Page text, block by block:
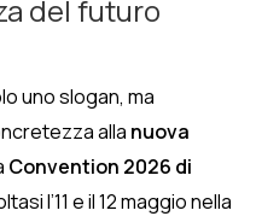
del futuro
uno slogan, ma
alla nuova
Convention 2026 di
l’11 e il 12 maggio nella